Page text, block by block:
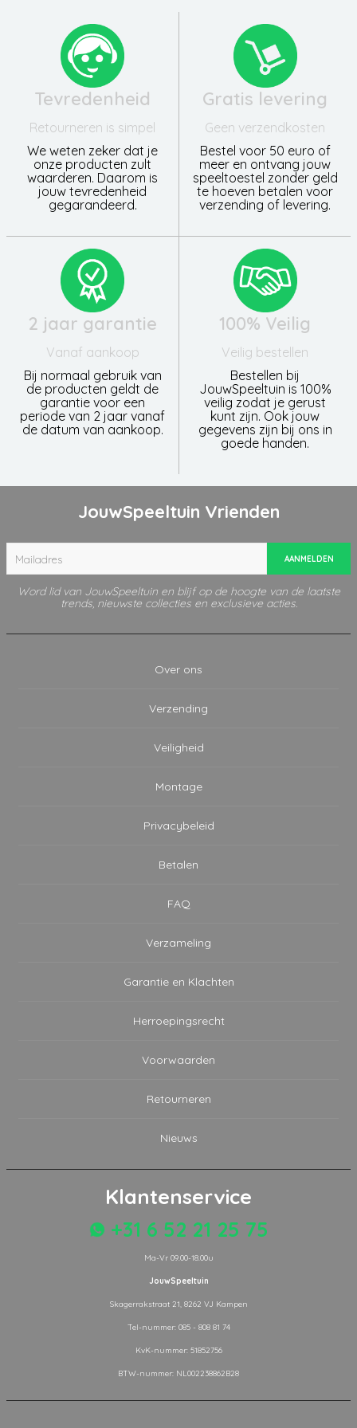
Tevredenheid
Retourneren is simpel
We weten zeker dat je
onze producten zult
waarderen. Daarom is
jouw tevredenheid
gegarandeerd.
Gratis levering
Geen verzendkosten
Bestel voor 50 euro of
meer en ontvang jouw
speeltoestel zonder geld
te hoeven betalen voor
verzending of levering.
2 jaar garantie
Vanaf aankoop
Bij normaal gebruik van
de producten geldt de
garantie voor een
periode van 2 jaar vanaf
de datum van aankoop.
100% Veilig
Veilig bestellen
Bestellen bij
JouwSpeeltuin is 100%
veilig zodat je gerust
kunt zijn. Ook jouw
gegevens zijn bij ons in
goede handen.
JouwSpeeltuin Vrienden
AANMELDEN
Word lid van JouwSpeeltuin en blijf op de hoogte van de laatste
trends, nieuwste collecties en exclusieve acties.
Over ons
Verzending
Veiligheid
Montage
Privacybeleid
Betalen
FAQ
Verzameling
Garantie en Klachten
Herroepingsrecht
Voorwaarden
Retourneren
Nieuws
Klantenservice
+31 6 52 21 25 75
Ma-Vr 09.00-18.00u
JouwSpeeltuin
Skagerrakstraat 21, 8262 VJ Kampen
Tel-nummer: 085 - 808 81 74
KvK-nummer: 51852756
BTW-nummer: NL002238862B28